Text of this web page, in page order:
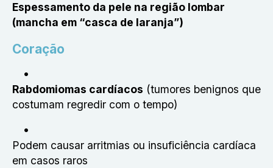
Espessamento da pele na região lombar
(mancha em “casca de laranja”)
Coração
Rabdomiomas cardíacos (tumores benignos que
costumam regredir com o tempo)
Podem causar arritmias ou insuficiência cardíaca
em casos raros